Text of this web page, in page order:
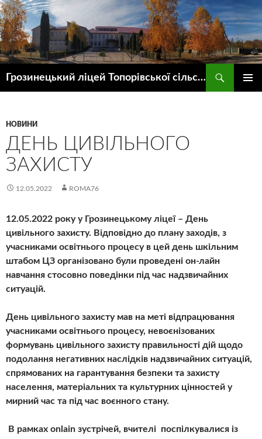
Грозинецький ліцей Топорівської сільської ради
НОВИНИ
ДЕНЬ ЦИВІЛЬНОГО
ЗАХИСТУ
12.05.2022 ROMA76
12.05.2022 року у Грозинецькому ліцеї – День
цивільного захисту. Відповідно до плану заходів, з
учасниками освітнього процесу в цей день шкільним
штабом ЦЗ організовано були проведені он-лайн
навчання стосовно поведінки під час надзвичайних
ситуацій.
День цивільного захисту мав на меті відпрацювання
учасниками освітнього процесу, невоєнізованих
формувань цивільного захисту правильності дій щодо
подолання негативних наслідків надзвичайних ситуацій,
спрямованих на гарантування безпеки та захисту
населення, матеріальних та культурних цінностей у
мирний час та під час воєнного стану.
В рамках onlain зустрічей, вчителі поспілкувалися із